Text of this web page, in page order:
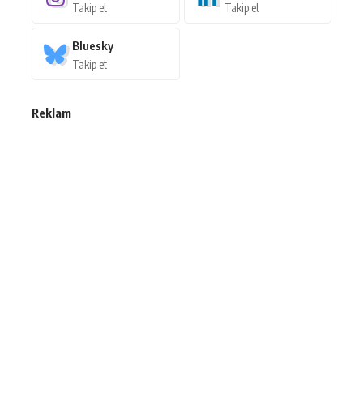
Takip et Takip et
Bluesky
Takip et
Reklam